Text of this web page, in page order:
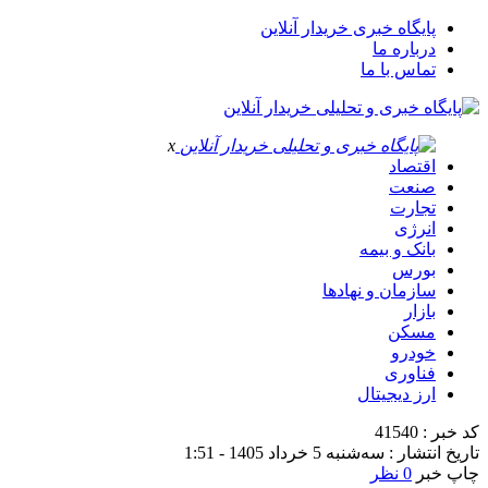
پایگاه خبری خریدار آنلاین
درباره ما
تماس با ما
x
اقتصاد
صنعت
تجارت
انرژی
بانک و بیمه
بورس
سازمان و نهادها
بازار
مسکن
خودرو
فناوری
ارز دیجیتال
کد خبر : 41540
تاریخ انتشار : سه‌شنبه 5 خرداد 1405 - 1:51
چاپ خبر 0 نظر